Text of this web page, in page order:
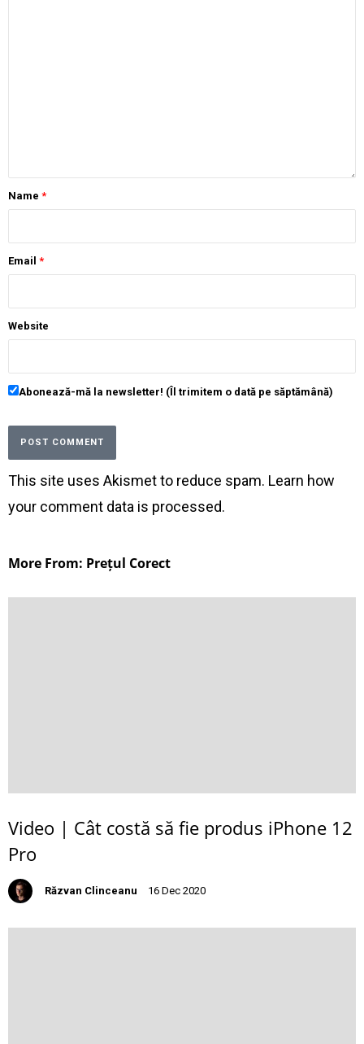
Name *
Email *
Website
Abonează-mă la newsletter! (Îl trimitem o dată pe săptămână)
This site uses Akismet to reduce spam. Learn how
your comment data is processed.
More From: Prețul Corect
Video | Cât costă să fie produs iPhone 12
Pro
Răzvan Clinceanu 16 Dec 2020